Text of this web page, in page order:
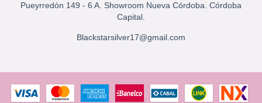
Pueyrredón 149 - 6 A. Showroom Nueva Córdoba. Córdoba
Capital.
Blackstarsilver17@gmail.com